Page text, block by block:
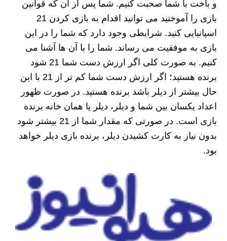
و باخت با شما صحبت کنیم. شما پس از آن که قوانین
بازی را آموختید می توانید اقدام به بازی کردن 21
اسپانیایی کنید. شرایطی وجود دارد که شما را در این
بازی به موفقیت می رساند. شما را با آن ها آشنا می
کنیم. به صورت کلی اگر ارزش دست شما 21 شود
برنده هستید؛ اگر ارزش دست شما کم تر از 21 با این
حال بیشتر از دیلر باشد برنده هستید. در صورت ظهور
اعداد یکسان بین شما و دیلر، دیلر یا همان خانه برنده
بازی است. در صورتی که مقدار شما از 21 بیشتر شود
بدون نیاز به کارت کشیدن دیلر، برنده بازی دیلر خواهد
بود.